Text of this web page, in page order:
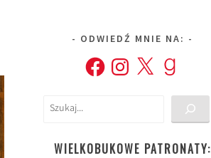
ODWIEDŹ MNIE NA:
FacebookInstagram
X Goodreads
Szukaj
WIELKOBUKOWE PATRONATY: